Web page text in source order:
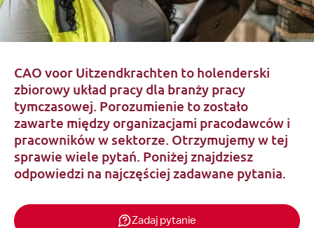
CAO voor Uitzendkrachten to holenderski
zbiorowy układ pracy dla branży pracy
tymczasowej. Porozumienie to zostało
zawarte między organizacjami pracodawców i
pracowników w sektorze. Otrzymujemy w tej
sprawie wiele pytań. Poniżej znajdziesz
odpowiedzi na najczęściej zadawane pytania.
Zadaj pytanie